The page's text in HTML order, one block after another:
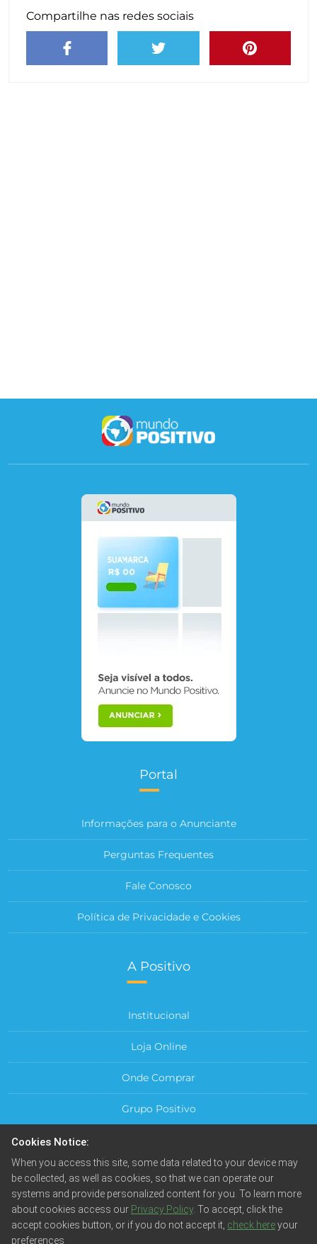
Compartilhe nas redes sociais
Portal
Informações para o Anunciante
Perguntas Frequentes
Fale Conosco
Política de Privacidade e Cookies
A Positivo
Institucional
Loja Online
Onde Comprar
Grupo Positivo
Central do Cliente
Cookies Notice:
When you access this site, some data related to your device may
be collected, as well as cookies, so that we can operate our
systems and provide personalized content for you. To learn more
about cookies access our Privacy Policy. To accept, click the
accept cookies button, or if you do not accept it, check hereyour
preferences